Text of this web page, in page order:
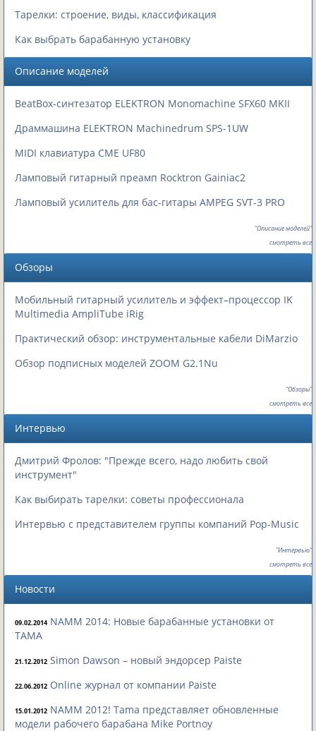
Тарелки: строение, виды, классификация
Как выбрать барабанную установку
Описание моделей
BeatBox-синтезатор ELEKTRON Monomachine SFX60 MKII
Драммашина ELEKTRON Machinedrum SPS-1UW
MIDI клавиатура CME UF80
Ламповый гитарный преамп Rocktron Gainiac2
Ламповый усилитель для бас-гитары AMPEG SVT-3 PRO
"Описание моделей"
смотреть все
Обзоры
Мобильный гитарный усилитель и эффект–процессор IK
Multimedia AmpliTube iRig
Практический обзор: инструментальные кабели DiMarzio
Обзор подписных моделей ZOOM G2.1Nu
"Обзоры"
смотреть все
Интервью
Дмитрий Фролов: "Прежде всего, надо любить свой
инструмент"
Как выбирать тарелки: советы профессионала
Интервью с представителем группы компаний Pop-Music
"Интервью"
смотреть все
Новости
09.02.2014 NAMM 2014: Новые барабанные установки от
TAMA
21.12.2012 Simon Dawson – новый эндорсер Paiste
22.06.2012 Online журнал от компании Paiste
15.01.2012 NAMM 2012! Tama представляет обновленные
модели рабочего барабана Mike Portnoy